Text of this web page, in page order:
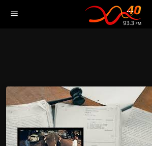
menu